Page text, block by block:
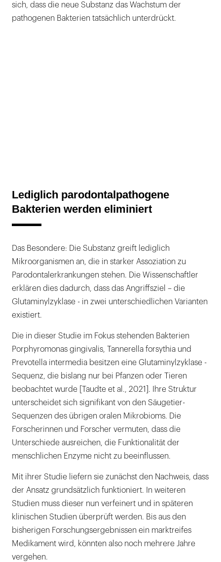
sich, dass die neue Substanz das Wachstum der
pathogenen Bakterien tatsächlich unterdrückt.
Lediglich parodontalpathogene
Bakterien werden eliminiert
Das Besondere: Die Substanz greift lediglich
Mikroorganismen an, die in starker Assoziation zu
Parodontalerkrankungen stehen. Die Wissenschaftler
erklären dies dadurch, dass das Angriffsziel – die
Glutaminylzyklase - in zwei unterschiedlichen Varianten
existiert.
Die in dieser Studie im Fokus stehenden Bakterien
Porphyromonas gingivalis, Tannerella forsythia und
Prevotella intermedia besitzen eine Glutaminylzyklase -
Sequenz, die bislang nur bei Pfanzen oder Tieren
beobachtet wurde [Taudte et al., 2021]. Ihre Struktur
unterscheidet sich signifikant von den Säugetier-
Sequenzen des übrigen oralen Mikrobioms. Die
Forscherinnen und Forscher vermuten, dass die
Unterschiede ausreichen, die Funktionalität der
menschlichen Enzyme nicht zu beeinflussen.
Mit ihrer Studie liefern sie zunächst den Nachweis, dass
der Ansatz grundsätzlich funktioniert. In weiteren
Studien muss dieser nun verfeinert und in späteren
klinischen Studien überprüft werden. Bis aus den
bisherigen Forschungsergebnissen ein marktreifes
Medikament wird, könnten also noch mehrere Jahre
vergehen.